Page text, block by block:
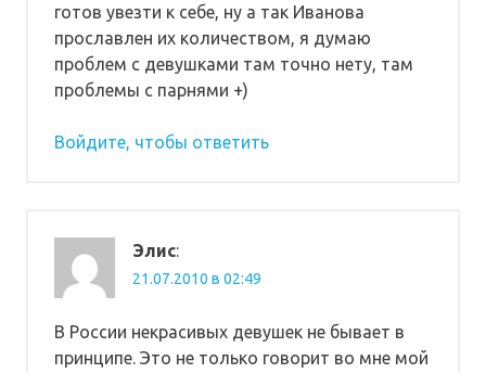
готов увезти к себе, ну а так Иванова
прославлен их количеством, я думаю
проблем с девушками там точно нету, там
проблемы с парнями +)
Войдите, чтобы ответить
Элис:
21.07.2010 в 02:49
В России некрасивых девушек не бывает в
принципе. Это не только говорит во мне мой